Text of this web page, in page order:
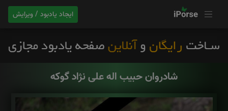
ایجاد یادبود / ویرایش
شادروان حبیب اله علی نژاد گوکه